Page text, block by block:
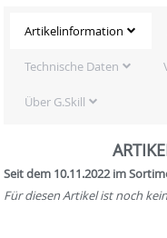
Artikelinformation
Technische Daten
Über G.Skill
Seit dem 10.11.2022 im
Für diesen Artikel ist noch